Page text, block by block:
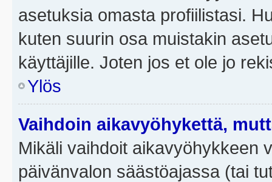
asetuksia omasta profiilistasi.
kuten suurin osa muistakin
käyttäjille. Joten jos et ole jo
Ylös
Vaihdoin aikavyöhykettä,
Mikäli vaihdoit aikavyöhykkeen
päivänvalon säästöajassa (tai